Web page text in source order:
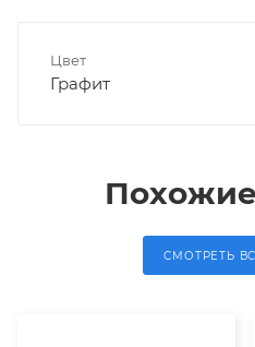
Цвет
Графит
СМОТРЕТЬ